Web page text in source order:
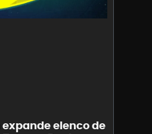
elenco de